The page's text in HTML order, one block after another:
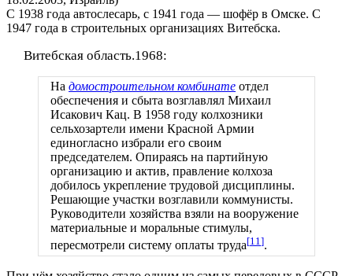
С 1938 года автослесарь, с 1941 года — шофёр в Омске. С
1947 года в строительных организациях Витебска.
Витебская область.1968:
На домостроительном комбинате отдел
обеспечения и сбыта возглавлял Михаил
Исакович Кац. В 1958 году колхозники
сельхозартели имени Красной Армии
единогласно избрали его своим
председателем. Опираясь на партийную
организацию и актив, правление колхоза
добилось укрепление трудовой дисциплины.
Решающие участки возглавили коммунисты.
Руководители хозяйства взяли на вооружение
материальные и моральные стимулы,
пересмотрели систему оплаты труда[11].